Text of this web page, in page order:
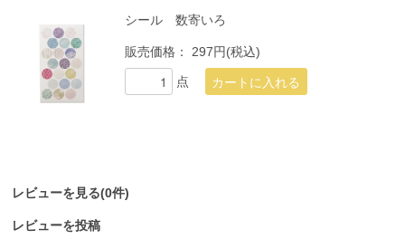
シール 数寄いろ
販売価格： 297円(税込)
点
レビューを見る(0件)
レビューを投稿